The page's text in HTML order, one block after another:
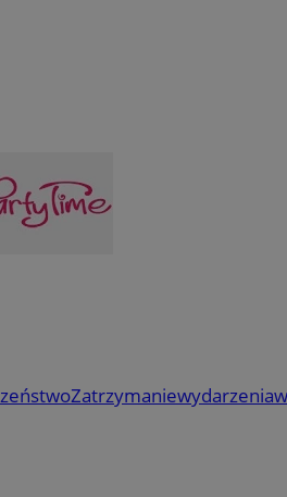
Zatrzymaniewydarzenia